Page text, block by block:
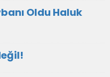
Oldu Haluk